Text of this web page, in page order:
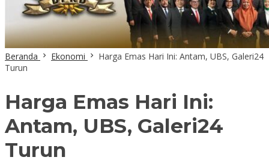
Beranda Ekonomi
Harga Emas Hari Ini: Antam, UBS, Galeri24
Turun
Harga Emas Hari Ini:
Antam, UBS, Galeri24
Turun